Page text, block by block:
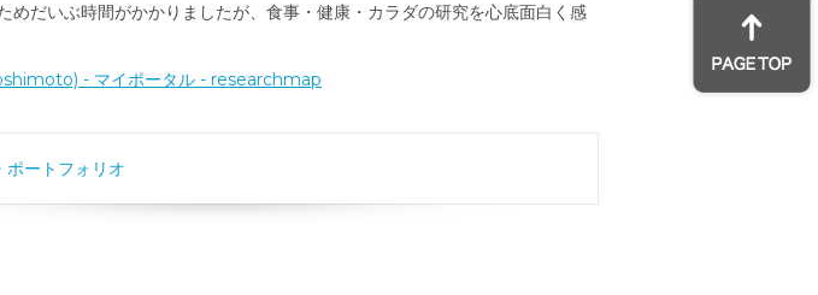
めだいぶ時間がかかりましたが、食事・健康・カラダの研究を心底面白く感
- マイポータル - researchmap
ポートフォリオ